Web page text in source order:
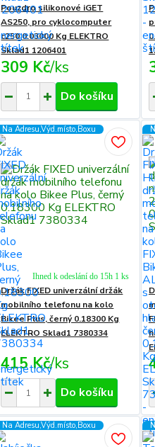
Pouzdro silikonové iGET
AS250, pro cyklocomputer
c250 0.03000 Kg ELEKTRO
Sklad1 1206401
309 Kč/ks
Do košíku
Na Adresu,Výd.místo,Boxu
Držák FIXED univerzální držák
mobilního telefonu na kolo
Bikee Plus, černý 0.18300 Kg
ELEKTRO Sklad1 7380334
415 Kč/ks
Ihned k odeslání do 15h 1 ks
Do košíku
Na Adresu,Výd.místo,Boxu